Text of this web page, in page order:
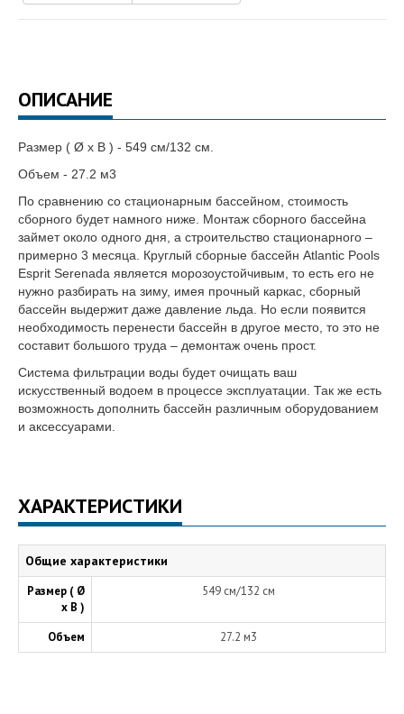
ОПИСАНИЕ
Размер ( Ø х В ) - 549 см/132 см.
Объем - 27.2 м3
По сравнению со стационарным бассейном, стоимость
сборного будет намного ниже. Монтаж сборного бассейна
займет около одного дня, а строительство стационарного –
примерно 3 месяца. Круглый сборные бассейн Atlantic Pools
Esprit Serenada является морозоустойчивым, то есть его не
нужно разбирать на зиму, имея прочный каркас, сборный
бассейн выдержит даже давление льда. Но если появится
необходимость перенести бассейн в другое место, то это не
составит большого труда – демонтаж очень прост.
Система фильтрации воды будет очищать ваш
искусственный водоем в процессе эксплуатации. Так же есть
возможность дополнить бассейн различным оборудованием
и аксессуарами.
ХАРАКТЕРИСТИКИ
Общие характеристики
Размер ( Ø
х В )
549 см/132 см
Объем 27.2 м3